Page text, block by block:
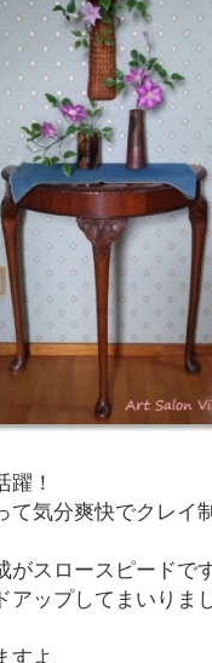
躍！
て気分爽快でクレイ
がスロースピードで
アップしてまいりま
すよ